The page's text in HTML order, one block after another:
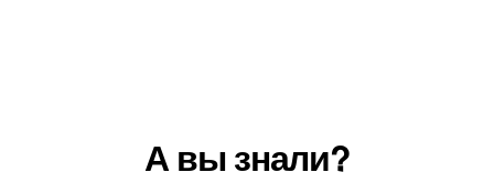
А вы знали?